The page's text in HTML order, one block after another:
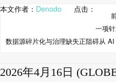
本文作者： Denodo 点击：
一项
数据源碎片化与治理缺失正阻碍从
2026年4月16日